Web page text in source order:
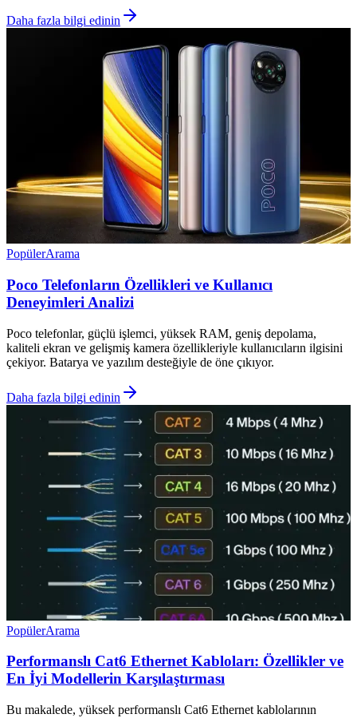
Daha fazla bilgi edinin
PopülerArama
Poco Telefonların Özellikleri ve Kullanıcı
Deneyimleri Analizi
Poco telefonlar, güçlü işlemci, yüksek RAM, geniş depolama,
kaliteli ekran ve gelişmiş kamera özellikleriyle kullanıcıların ilgisini
çekiyor. Batarya ve yazılım desteğiyle de öne çıkıyor.
Daha fazla bilgi edinin
PopülerArama
Performanslı Cat6 Ethernet Kabloları: Özellikler ve
En İyi Modellerin Karşılaştırması
Bu makalede, yüksek performanslı Cat6 Ethernet kablolarının